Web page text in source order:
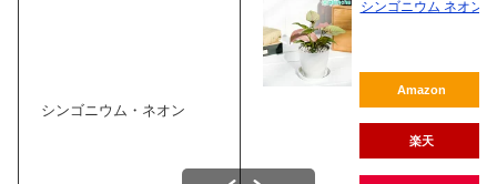
シンゴニウム・ネオン
シンゴニウム ネオン
Amazon
楽天